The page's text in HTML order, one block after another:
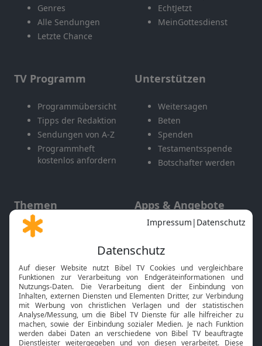
Genres
Alle Sendungen
Letzte Chance
EchtJetzt
MeinGottesdienst
TV Programm
Programmübersicht
Tipps der Redaktion
Sendungen von A-Z
Programmheft
kostenlos anfordern
Unterstützen
Weitersagen
Beten
Spenden
Testamentsspende
Botschafter werden
Themen
Gott und Bibel erklärt
Neuigkeiten
Apps & Angebote
Mobile App
Smart TV
HbbTV
Bibelthek Online-Bibel
Nächster Gottesdienst